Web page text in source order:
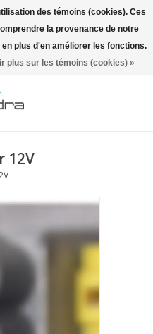
12V
des témoins (cookies). Ces
la provenance de notre
plus d'en améliorer les fonctions.
plus sur les témoins (cookies) »